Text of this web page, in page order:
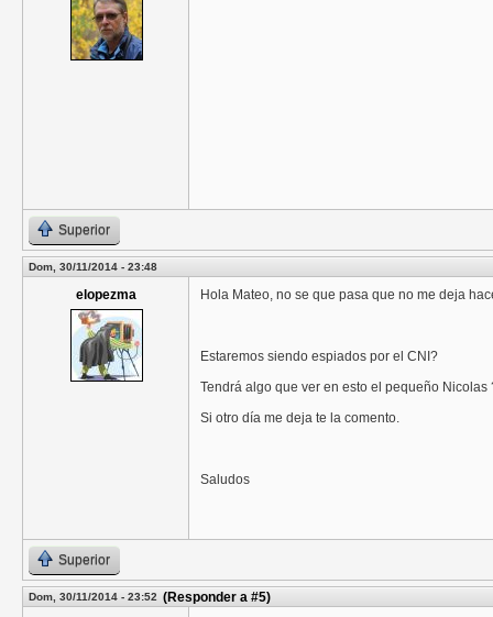
Superior
Dom, 30/11/2014 - 23:48
elopezma Hola Mateo, no se que pasa que no me deja
Estaremos siendo espiados por el CNI?
Tendrá algo que ver en esto el pequeño Nicolas
Si otro día me deja te la comento.
Saludos
Superior
Dom, 30/11/2014 - 23:52 (Responder a #5)